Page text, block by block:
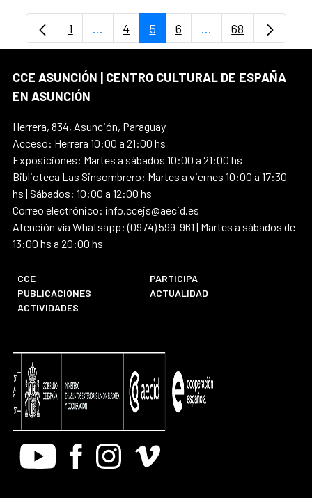
Página
1 ...Páginas intermedias Use TAB para
Página
4 Página
5 Página
6 ...PáginasPágina
68
CCE ASUNCIÓN | CENTRO CULTURAL DE ESPAÑA
EN ASUNCIÓN
Herrera, 834, Asunción, Paraguay
Acceso: Herrera 10:00 a 21:00 hs
Exposiciones: Martes a sábados 10:00 a 21:00 hs
Biblioteca Las Sinsombrero: Martes a viernes 10:00 a 17:30
hs | Sábados: 10:00 a 12:00 hs
Correo electrónico: info.ccejs@aecid.es
Atención vía Whatsapp: (0974) 599-961 | Martes a sábados de
13:00 hs a 20:00 hs
CCE
PARTICIPA
PUBLICACIONES
ACTUALIDAD
ACTIVIDADES
Youtube FacebookInstagram
Vimeo